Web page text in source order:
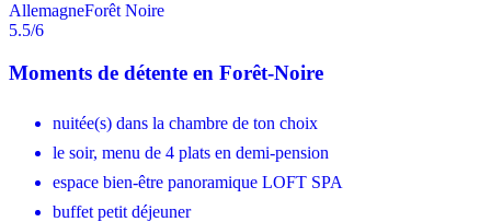
AllemagneForêt Noire
5.5/6
Moments de détente en Forêt-Noire
nuitée(s) dans la chambre de ton choix
le soir, menu de 4 plats en demi-pension
espace bien-être panoramique LOFT SPA
buffet petit déjeuner